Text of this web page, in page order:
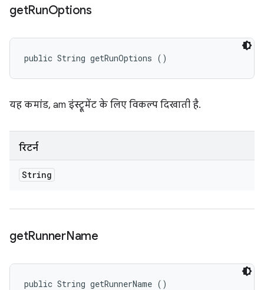
getRunOptions
public String getRunOptions ()
यह कमांड, am इंस्ट्रूमेंट के लिए विकल्प दिखाती है.
रिटर्न
String
getRunnerName
public String getRunnerName ()